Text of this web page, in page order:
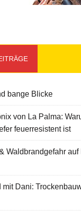
bange Blicke
von La Palma:
feuerresistent ist
Waldbrandgefahr auf
mit Dani: